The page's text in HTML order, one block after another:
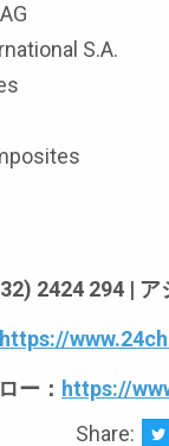
S.A.
2424 294 | ア
https://
ー： https://
Share: